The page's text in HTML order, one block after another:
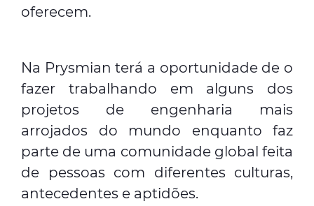
oferecem.
Na Prysmian terá a oportunidade de o
fazer trabalhando em alguns dos
projetos de engenharia mais
arrojados do mundo enquanto faz
parte de uma comunidade global feita
de pessoas com diferentes culturas,
antecedentes e aptidões.